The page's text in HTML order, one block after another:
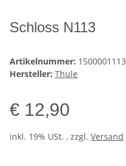
Schloss N113
Artikelnummer: 1500001113
Hersteller: Thule
€ 12,90
inkl. 19% USt. , zzgl. Versand